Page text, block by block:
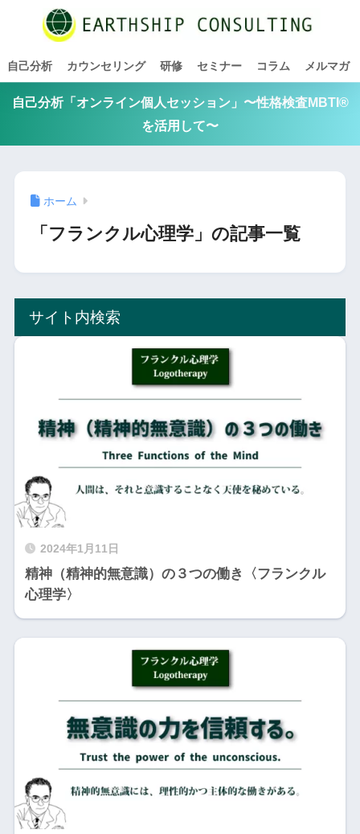
自己分析 カウンセリング 研修 セミナー コラム メルマガ
自己分析「オンライン個人セッション」〜性格検査MBTI®
を活用して〜
ホーム
「フランクル心理学」の記事一覧
サイト内検索
2024年1月11日
精神（精神的無意識）の３つの働き〈フランクル
心理学〉